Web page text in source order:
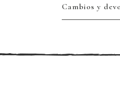
Cambios y